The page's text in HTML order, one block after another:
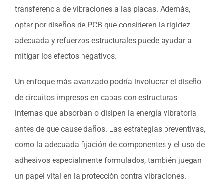
transferencia de vibraciones a las placas. Además,
optar por diseños de PCB que consideren la rigidez
adecuada y refuerzos estructurales puede ayudar a
mitigar los efectos negativos.
Un enfoque más avanzado podría involucrar el diseño
de circuitos impresos en capas con estructuras
internas que absorban o disipen la energía vibratoria
antes de que cause daños. Las estrategias preventivas,
como la adecuada fijación de componentes y el uso de
adhesivos especialmente formulados, también juegan
un papel vital en la protección contra vibraciones.